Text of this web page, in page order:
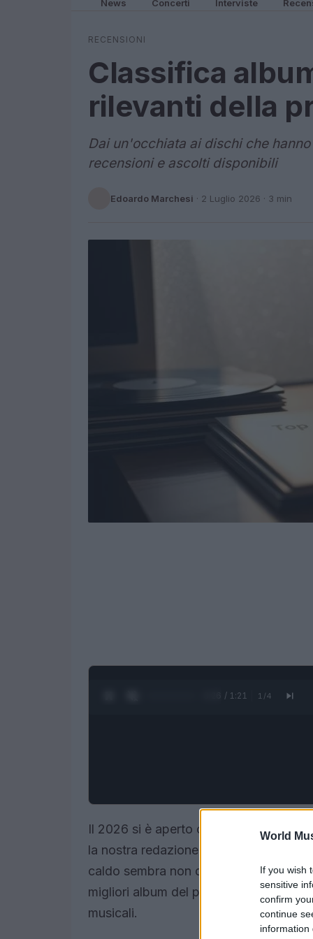
World
If you wish
sensitive
confirm
continue
information
News Concerti Interviste
RECENSIONI
Classifica
rilevanti della
Dai un'occhiata ai dischi che
recensioni e ascolti disponibili
Edoardo Marchesi · 2 Luglio 2026 · 3 min
0:27 / 1:21 1 /4
Il 2026 si è aperto con un’ondata di
la nostra redazione di fronte a scelte
caldo sembra non dare tregua,
migliori album del primo semestre,
musicali.